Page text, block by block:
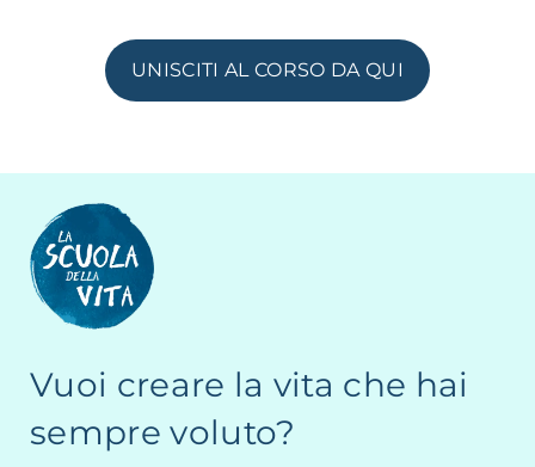
UNISCITI AL CORSO DA QUI
Vuoi creare la vita che hai
sempre voluto?